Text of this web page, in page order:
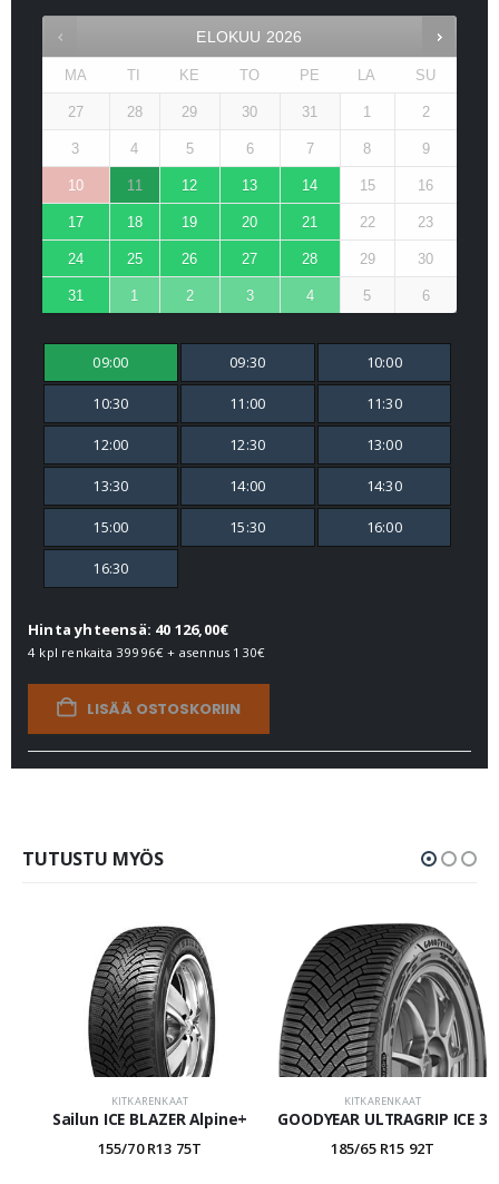
ELOKUU 2026
MA TI KE TO PE LA SU
27 28 29 30 31 1 2
3 4 5 6 7 8 9
10 11 12 13 14 15 16
17 18 19 20 21 22 23
24 25 26 27 28 29 30
31 1 2 3 4 5 6
09:00 09:30 10:00
10:30 11:00 11:30
12:00 12:30 13:00
13:30 14:00 14:30
15:00 15:30 16:00
16:30
Hinta yhteensä: 40 126,00€
4 kpl renkaita 39996€ + asennus 130€
LISÄÄ OSTOSKORIIN
TUTUSTU MYÖS
KITKARENKAAT
Sailun ICE BLAZER Alpine+
155/70 R13 75T
KITKARENKAAT
GOODYEAR ULTRAGRIP ICE 3
185/65 R15 92T